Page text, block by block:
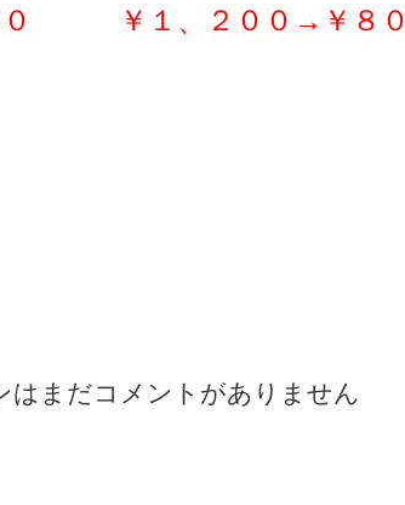
￥１、２００→￥８０
まだコメントがありません